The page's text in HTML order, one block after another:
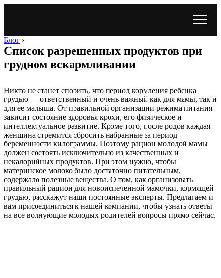
Блог ›
Список разрешенных продуктов при
грудном вскармливании
Никто не станет спорить, что период кормления ребенка
грудью — ответственный и очень важный как для мамы, так и
для ее малыша. От правильной организации режима питания
зависит состояние здоровья крохи, его физическое и
интеллектуальное развитие. Кроме того, после родов каждая
женщина стремится сбросить набранные за период
беременности килограммы. Поэтому рацион молодой мамы
должен состоять исключительно из качественных и
некалорийных продуктов. При этом нужно, чтобы
материнское молоко было достаточно питательным,
содержало полезные вещества. О том, как организовать
правильный рацион для новоиспеченной мамочки, кормящей
грудью, расскажут наши постоянные эксперты. Предлагаем и
вам присоединиться к нашей компании, чтобы узнать ответы
на все волнующие молодых родителей вопросы прямо сейчас.